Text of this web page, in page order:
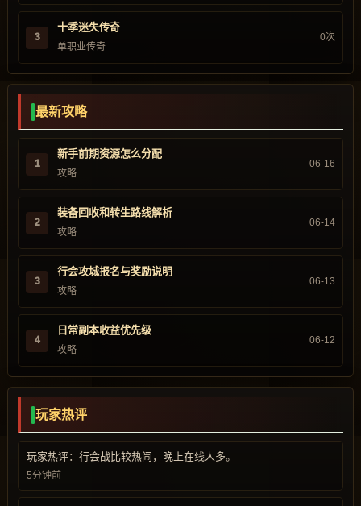
3
十季迷失传奇
单职业传奇
0次
最新攻略
1
新手前期资源怎么分配
攻略
06-16
2
装备回收和转生路线解析
攻略
06-14
3
行会攻城报名与奖励说明
攻略
06-13
4
日常副本收益优先级
攻略
06-12
玩家热评
玩家热评：行会战比较热闹，晚上在线人多。
5分钟前